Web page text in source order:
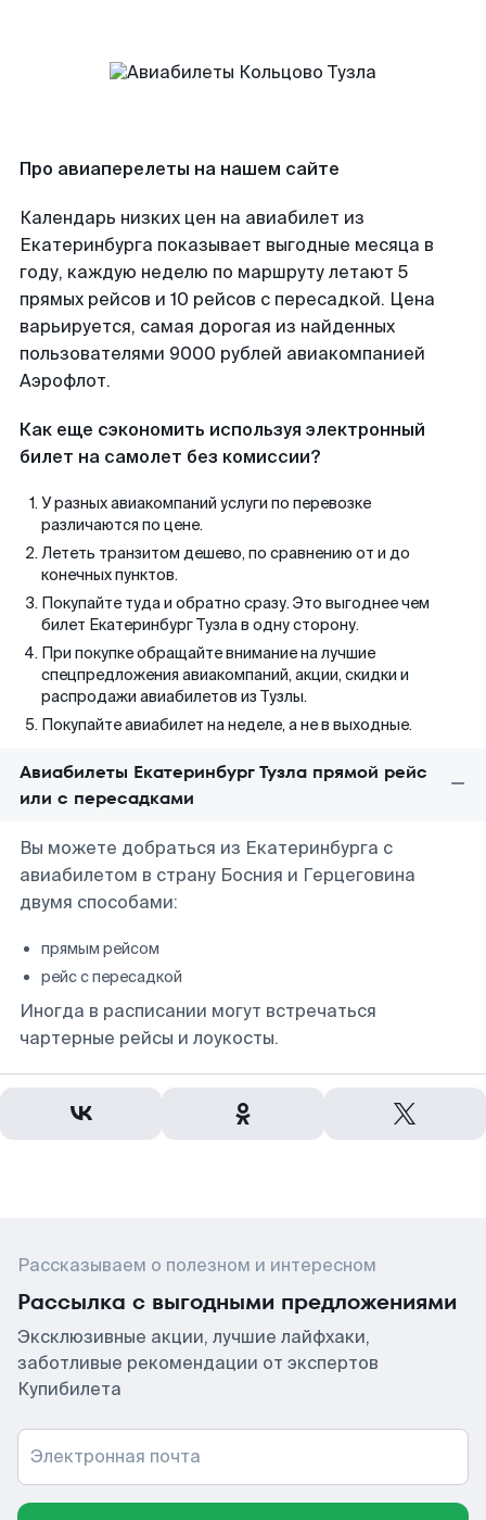
Про авиаперелеты на нашем сайте
Календарь низких цен на авиабилет из
Екатеринбурга показывает выгодные месяца в
году, каждую неделю по маршруту летают 5
прямых рейсов и 10 рейсов с пересадкой. Цена
варьируется, самая дорогая из найденных
пользователями 9000 рублей авиакомпанией
Аэрофлот.
Как еще сэкономить используя электронный
билет на самолет без комиссии?
У разных авиакомпаний услуги по перевозке
различаются по цене.
Лететь транзитом дешево, по сравнению от и до
конечных пунктов.
Покупайте туда и обратно сразу. Это выгоднее чем
билет Екатеринбург Тузла в одну сторону.
При покупке обращайте внимание на лучшие
спецпредложения авиакомпаний, акции, скидки и
распродажи авиабилетов из Тузлы.
Покупайте авиабилет на неделе, а не в выходные.
Авиабилеты Екатеринбург Тузла прямой рейс
или с пересадками
Вы можете добраться из Екатеринбурга с
авиабилетом в страну Босния и Герцеговина
двумя способами:
прямым рейсом
рейс с пересадкой
Иногда в расписании могут встречаться
чартерные рейсы и лоукосты.
Рассказываем о полезном и интересном
Рассылка с выгодными предложениями
Эксклюзивные акции, лучшие лайфхаки,
заботливые рекомендации от экспертов
Купибилета
Электронная почта